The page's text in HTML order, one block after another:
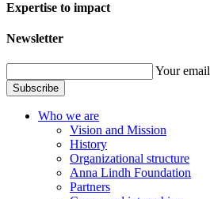
Expertise to impact
Newsletter
Your email
Subscribe
Who we are
Vision and Mission
History
Organizational structure
Anna Lindh Foundation
Partners